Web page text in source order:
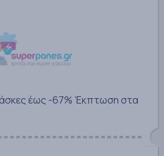
έως -67% Έκπτωση στα